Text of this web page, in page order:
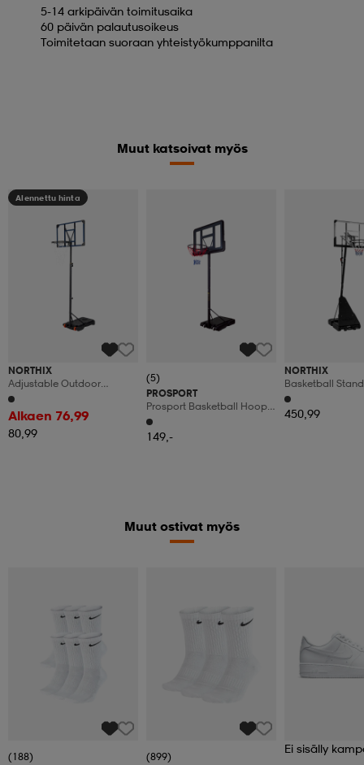
5-14 arkipäivän toimitusaika
60 päivän palautusoikeus
Toimitetaan suoraan yhteistyökumppanilta
Muut katsoivat myös
Alennettu hinta
NORTHIX
Adjustable Outdoor
Basketball Hoop With
Wheels, 82 Cm Backboard
Alkaen 76,99
80,99
(5)
PROSPORT
Prosport Basketball Hoop
1,5-3,05m
149,-
NORTHIX
Basketball
Cm Height-
Basketball
With Stand
450,99
Muut ostivat myös
(188)
(899)
Ei sisälly